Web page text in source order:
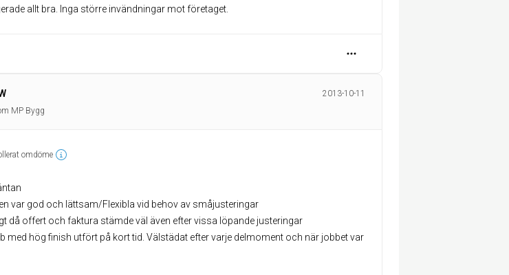
allt bra. Inga större invändningar mot företaget.
2013-10-11
MP Bygg
omdöme
var god och lättsam/Flexibla vid behov av småjusteringar
då offert och faktura stämde väl även efter vissa löpande justeringar
med hög finish utfört på kort tid. Välstädat efter varje delmoment och när jobbet var